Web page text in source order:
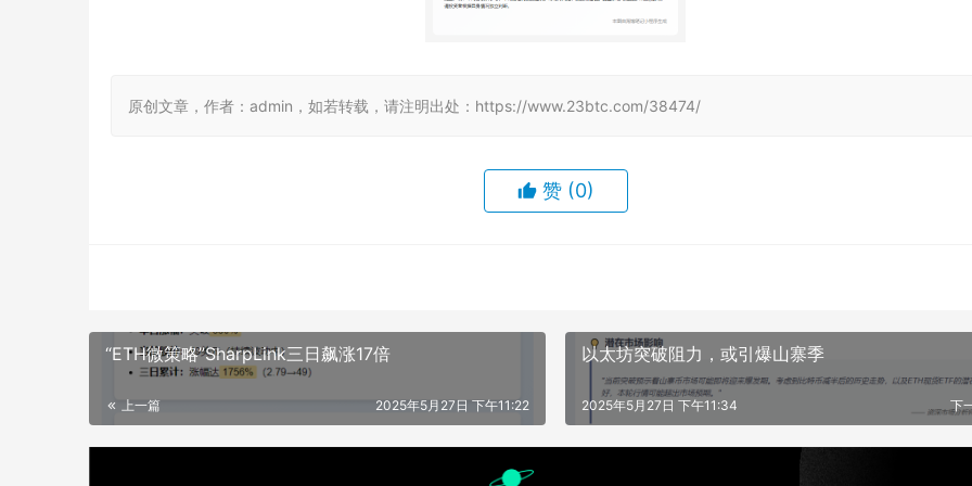
原创文章，作者：admin，如若转载，请注明出处：https://www.23btc.com/38474/
赞 (0)
“ETH微策略”SharpLink三日飙涨17倍
上一篇 2025年5月27日 下午11:22
以太坊突破阻力，或引爆山寨季
下
2025年5月27日 下午11:34